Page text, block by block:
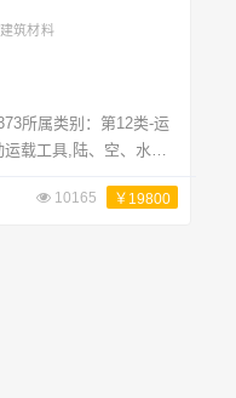
筑材料
载工具,陆、空、水或
,空中运载工具,水上运
10165 ￥19800